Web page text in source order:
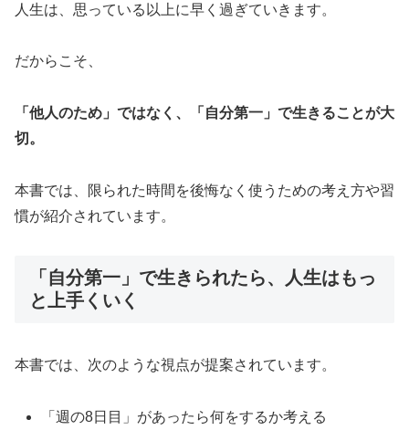
人生は、思っている以上に早く過ぎていきます。
だからこそ、
「他人のため」ではなく、「自分第一」で生きることが大
切。
本書では、限られた時間を後悔なく使うための考え方や習
慣が紹介されています。
「自分第一」で生きられたら、人生はもっ
と上手くいく
本書では、次のような視点が提案されています。
「週の8日目」があったら何をするか考える